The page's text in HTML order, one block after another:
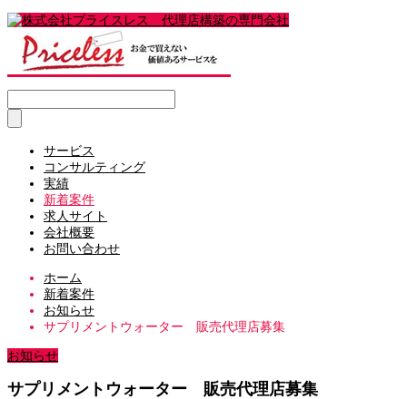
サービス
コンサルティング
実績
新着案件
求人サイト
会社概要
お問い合わせ
ホーム
新着案件
お知らせ
サプリメントウォーター 販売代理店募集
お知らせ
サプリメントウォーター 販売代理店募集